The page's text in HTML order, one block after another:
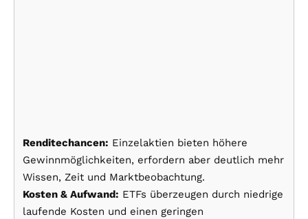
Renditechancen: Einzelaktien bieten höhere
Gewinnmöglichkeiten, erfordern aber deutlich mehr
Wissen, Zeit und Marktbeobachtung.
Kosten & Aufwand: ETFs überzeugen durch niedrige
laufende Kosten und einen geringen